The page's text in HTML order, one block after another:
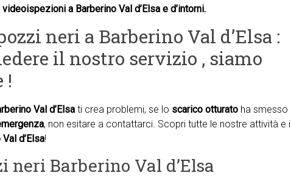
videoispezioni a Barberino Val d’Elsa e d’intorni.
neri a Barberino Val d’Elsa :
il nostro servizio , siamo
!
Val d’Elsa ti crea problemi, se lo scarico otturato ha smesso
, non esitare a contattarci. Scopri tutte le nostre attività e i
d’Elsa!
neri Barberino Val d’Elsa